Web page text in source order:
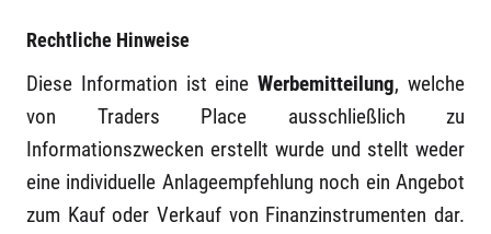
Rechtliche Hinweise
Diese Information ist eineWerbemitteilung, welche
von Traders Place ausschließlich zu
Informationszwecken erstellt wurde und stellt weder
eine individuelle Anlageempfehlung noch ein Angebot
zum Kauf oder Verkauf von Finanzinstrumenten dar.